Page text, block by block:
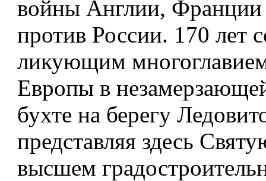
войны Англии,
против России. 170 лет
ликующим
Европы в
бухте на берегу
представляя здесь
высшем